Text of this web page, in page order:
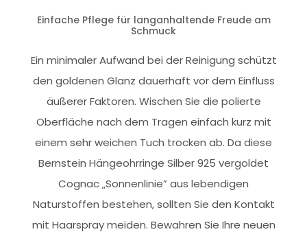
Einfache Pflege für langanhaltende Freude am
Schmuck
Ein minimaler Aufwand bei der Reinigung schützt
den goldenen Glanz dauerhaft vor dem Einfluss
äußerer Faktoren. Wischen Sie die polierte
Oberfläche nach dem Tragen einfach kurz mit
einem sehr weichen Tuch trocken ab. Da diese
Bernstein Hängeohrringe Silber 925 vergoldet
Cognac „Sonnenlinie” aus lebendigen
Naturstoffen bestehen, sollten Sie den Kontakt
mit Haarspray meiden. Bewahren Sie Ihre neuen